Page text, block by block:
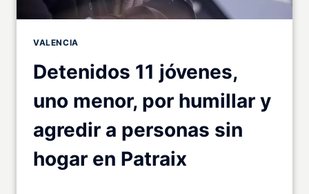
VALENCIA
Detenidos 11 jóvenes,
uno menor, por humillar y
agredir a personas sin
hogar en Patraix